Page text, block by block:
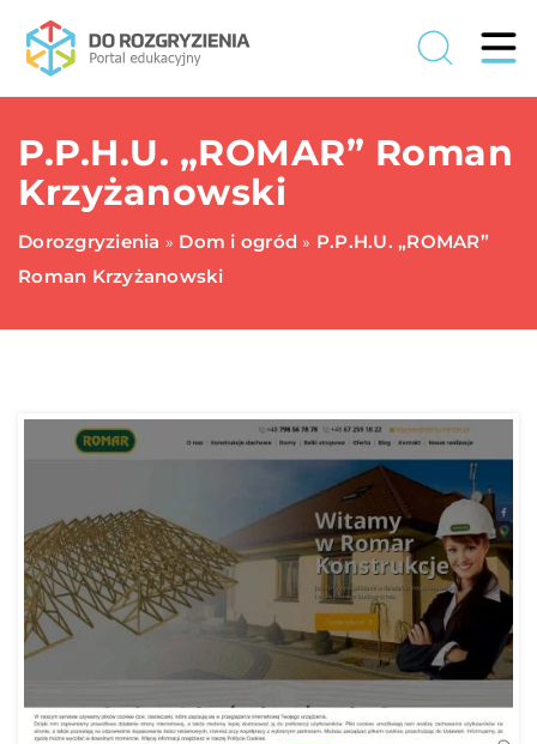
P.P.H.U. „ROMAR” Roman
Krzyżanowski
Dorozgryzienia » Dom i ogród » P.P.H.U. „ROMAR”
Roman Krzyżanowski